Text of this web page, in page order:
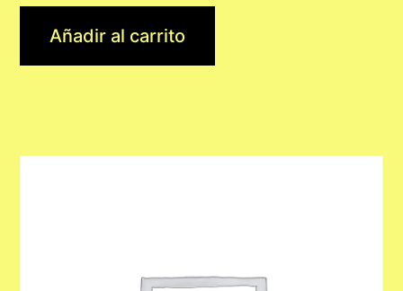
Añadir al carrito